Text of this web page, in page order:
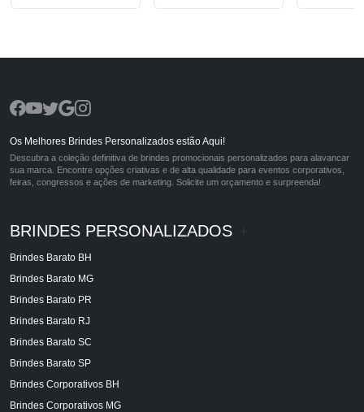
Os Melhores Brindes Personalizados estão Aqui!
Descubra a coleção definitiva de brindes promocionais personalizados para alavancar
sua marca. Encontre opções criativas e de alta qualidade para eventos corporativos,
feiras, congressos e ações de marketing. Solicite um orçamento e surpreenda!
BRINDES PERSONALIZADOS
Brindes Barato BH
Brindes Barato MG
Brindes Barato PR
Brindes Barato RJ
Brindes Barato SC
Brindes Barato SP
Brindes Corporativos BH
Brindes Corporativos MG